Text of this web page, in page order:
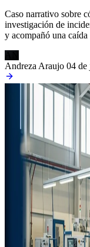
Caso narrativo sobre
investigación de
y acompañó una
Andreza Araujo 04 de